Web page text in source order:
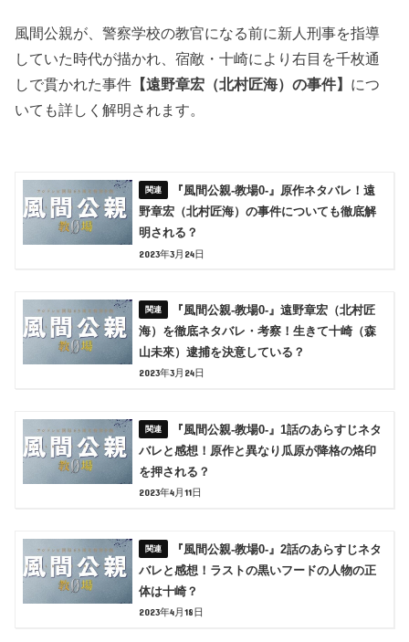
風間公親が、警察学校の教官になる前に新人刑事を指導
していた時代が描かれ、宿敵・十崎により右目を千枚通
しで貫かれた事件 【遠野章宏（北村匠海）の事件】 につ
いても詳しく解明されます。
『風間公親-教場0-』原作ネタバレ！遠
野章宏（北村匠海）の事件についても徹底解
明される？
2023年3月24日
『風間公親-教場0-』遠野章宏（北村匠
海）を徹底ネタバレ・考察！生きて十崎（森
山未來）逮捕を決意している？
2023年3月24日
『風間公親-教場0-』1話のあらすじネタ
バレと感想！原作と異なり瓜原が降格の烙印
を押される？
2023年4月11日
『風間公親-教場0-』2話のあらすじネタ
バレと感想！ラストの黒いフードの人物の正
体は十崎？
2023年4月18日